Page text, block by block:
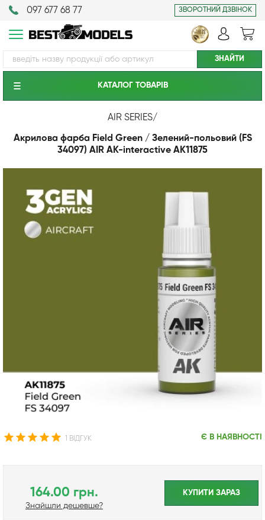
097 677 68 77 ЗВОРОТНИЙ ДЗВІНОК
КАТАЛОГ ТОВАРIВ
AIR SERIES/
Акрилова фарба Field Green / Зелений-польовий (FS
34097) AIR АК-interactive AK11875
1 ВІДГУК Є В НАЯВНОСТІ
164.00 грн.
Знайшли дешевше?
КУПИТИ ЗАРАЗ